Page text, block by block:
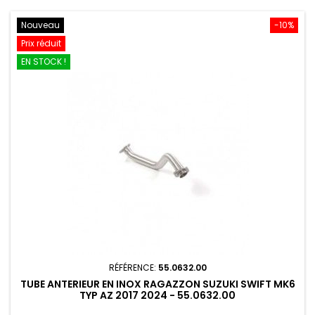
-10%
Nouveau
Prix réduit
EN STOCK !
RÉFÉRENCE: 55.0632.00
TUBE ANTERIEUR EN INOX RAGAZZON SUZUKI SWIFT MK6
TYP AZ 2017 2024 - 55.0632.00